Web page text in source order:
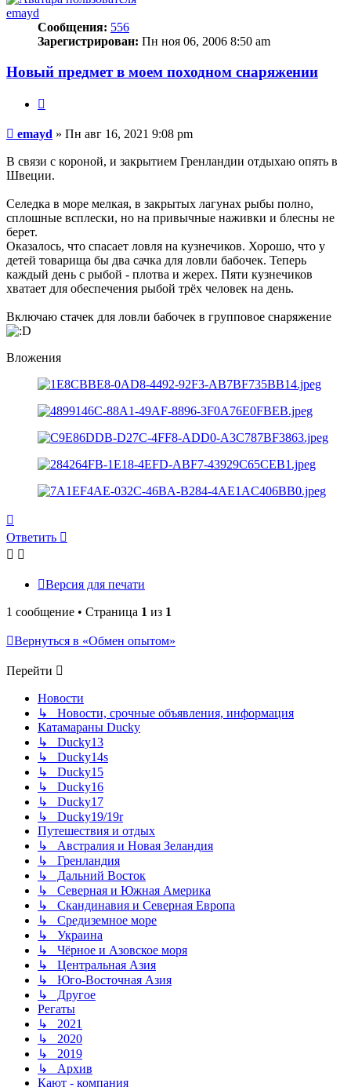
emayd
Сообщения: 556
Зарегистрирован: Пн ноя 06, 2006 8:50 am
Новый предмет в моем походном снаряжении
Сообщение
emayd » Пн авг 16, 2021 9:08 pm
В связи с короной, и закрытием Гренландии отдыхаю опять в
Швеции.
Селедка в море мелкая, в закрытых лагунах рыбы полно,
сплошные всплески, но на привычные наживки и блесны не
берет.
Оказалось, что спасает ловля на кузнечиков. Хорошо, что у
детей товарища бы два сачка для ловли бабочек. Теперь
каждый день с рыбой - плотва и жерех. Пяти кузнечиков
хватает для обеспечения рыбой трёх человек на день.
Включаю стачек для ловли бабочек в групповое снаряжение
Вложения
к
началу
Ответить
Версия для печати
1 сообщение • Страница 1 из 1
Вернуться в «Обмен опытом»
Перейти
Новости
↳ Новости, срочные объявления, информация
Катамараны Ducky
↳ Ducky13
↳ Ducky14s
↳ Ducky15
↳ Ducky16
↳ Ducky17
↳ Ducky19/19r
Путешествия и отдых
↳ Австралия и Новая Зеландия
↳ Гренландия
↳ Дальний Восток
↳ Северная и Южная Америка
↳ Скандинавия и Северная Европа
↳ Средиземное море
↳ Украина
↳ Чёрное и Азовское моря
↳ Центральная Азия
↳ Юго-Восточная Азия
↳ Другое
Регаты
↳ 2021
↳ 2020
↳ 2019
↳ Архив
Кают - компания